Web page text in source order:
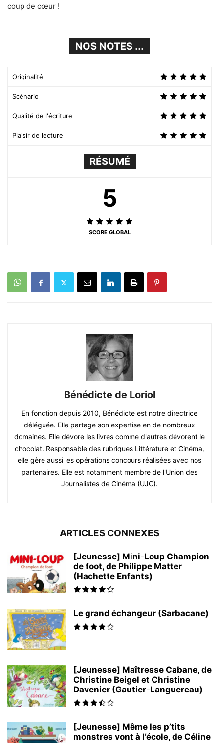
coup de cœur !
NOS NOTES ...
Originalité
Scénario
Qualité de l'écriture
Plaisir de lecture
RÉSUMÉ
5
SCORE GLOBAL
Bénédicte de Loriol
En fonction depuis 2010, Bénédicte est notre directrice
déléguée. Elle partage son expertise en de nombreux
domaines. Elle dévore les livres comme d'autres dévorent le
chocolat. Responsable des rubriques Littérature et Cinéma,
elle gère aussi les opérations concours réalisées avec nos
partenaires. Elle est notamment membre de l'Union des
Journalistes de Cinéma (UJC).
ARTICLES CONNEXES
[Jeunesse] Mini-Loup Champion
de foot, de Philippe Matter
(Hachette Enfants)
Le grand échangeur (Sarbacane)
[Jeunesse] Maîtresse Cabane, de
Christine Beigel et Christine
Davenier (Gautier-Languereau)
[Jeunesse] Même les p’tits
monstres vont à l’école, de Céline